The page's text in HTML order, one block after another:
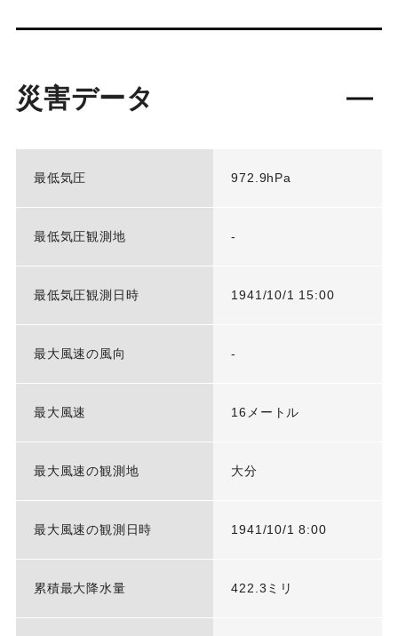
災害データ
最低気圧 972.9hPa
最低気圧観測地 -
最低気圧観測日時 1941/10/1 15:00
最大風速の風向 -
最大風速 16メートル
最大風速の観測地 大分
最大風速の観測日時 1941/10/1 8:00
累積最大降水量 422.3ミリ